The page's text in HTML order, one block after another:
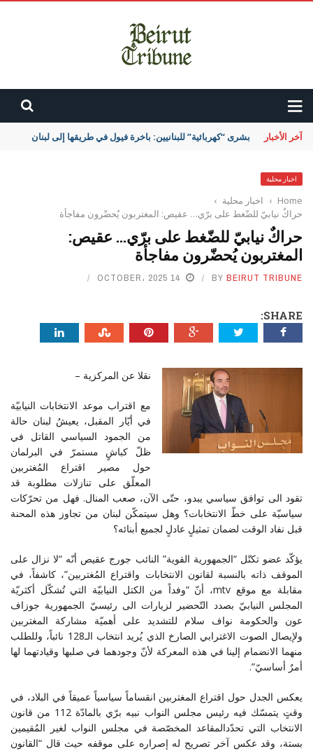
آخر الأخبار بشرى “كهربائية” للبنانيين: باخرة فيول في طريقها إلى لبنان
اخبار محلية
Home
› اخبار محلية ›
حراكٌ نيابيّ للضّغط على برّي… عقيص: المغتربون يُحضّرون مفاجأة
حراكٌ نيابيّ للضّغط على برّي… عقيص:
المغتربون يُحضّرون مفاجأة
BY BEIRUT TRIBUNE 14 OCTOBER، 2025
SHARE:
نقلا عن المركزية –
مع اقتراب موعد الانتخابات النيابيّة
في أيّار المقبل، يعيشُ لبنان حالة
من الجمود السياسي القاتل في
ظلّ كباشٍ مستمرّ في البرلمان
حول مصير اقتراع المُغتربين
المعلّق على تنازلات مطلوبة قد
تقود الى توافق سياسي يبدو، حتّى الآن، صعب المنال. فهل من تحرّكات
سياسيّة على خطّ الانتخابات؟ وهل سيتمكّن لبنان من تجاوز هذه المحنة
قبل نفاد الوقت لضمان تمثيلٍ عادلٍ لجميع أبنائه؟
يؤكّد عضو تكتّل “الجمهورية القوية” النائب جورج عقيص أنّه “لا نزال على
الموقف ذاته بالنسبة لقانون الانتخابات واقتراع المُغتربين”، كاشفاً، في
مقابلة مع موقع mtv، أنّ “وفداً من الكتل النيابيّة التي تُشكّل أكثريّة
المجلس النيابيّ بصدد التّحضير لزيارات الى رئيسيّ الجمهورية جوزاف
عون والحكومة نواف سلام للتشديد على أهميّة مشاركة المغتربين
ولإيصال الصوت الاغترابي الصارخ الذي يُريد انتخاب الـ128 نائباً، وللطلب
منهما الانضمام إلينا في هذه المعركة لأنّ وجودهما في صلبها وقيادتهما لها
أمرٌ أساسيّ”.
يعكس الجدل حول اقتراع المغتربين انقساماً سياسياً عميقاً في البلاد، في
وقتٍ يتمسّك فيه رئيس مجلس النواب نبيه برّي بالمادّة 112 من قانون
الانتخاب التي تحدّدالمقاعد المخصّصة في مجلس النواب لغير المُقيمين
بستة، وقد عكس آخر تصريح له إصراره على موقفه حيث قال “القانون